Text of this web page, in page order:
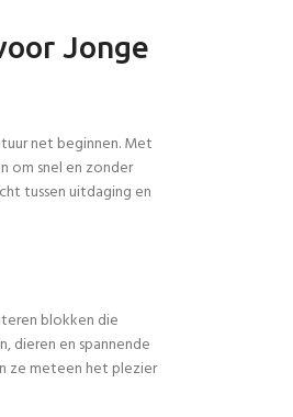
Jonge
net beginnen. Met
om snel en zonder
tussen uitdaging en
blokken die
dieren en spannende
ze meteen het plezier